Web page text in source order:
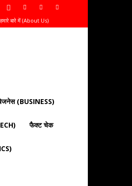
हमारे बारे में (About Us)
(BUSINESS)
फैक्ट चेक